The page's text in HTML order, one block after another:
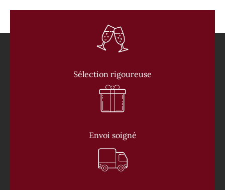
Sélection rigoureuse
Envoi soigné